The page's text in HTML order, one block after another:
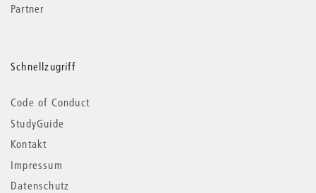
Partner
Schnellzugriff
Code of Conduct
StudyGuide
Kontakt
Impressum
Datenschutz